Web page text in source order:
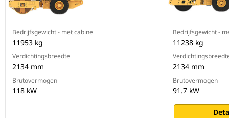
Bedrijfsgewicht - met cabine
11953 kg
Verdichtingsbreedte
2134 mm
Brutovermogen
118 kW
Bedrijfsgewicht -
11238 kg
2134 mm
Brutovermogen
91.7 kW